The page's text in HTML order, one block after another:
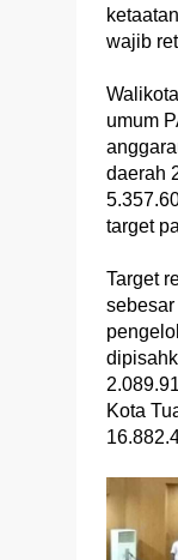
wajib
umum
daerah
target
Target
sebesar
Kota